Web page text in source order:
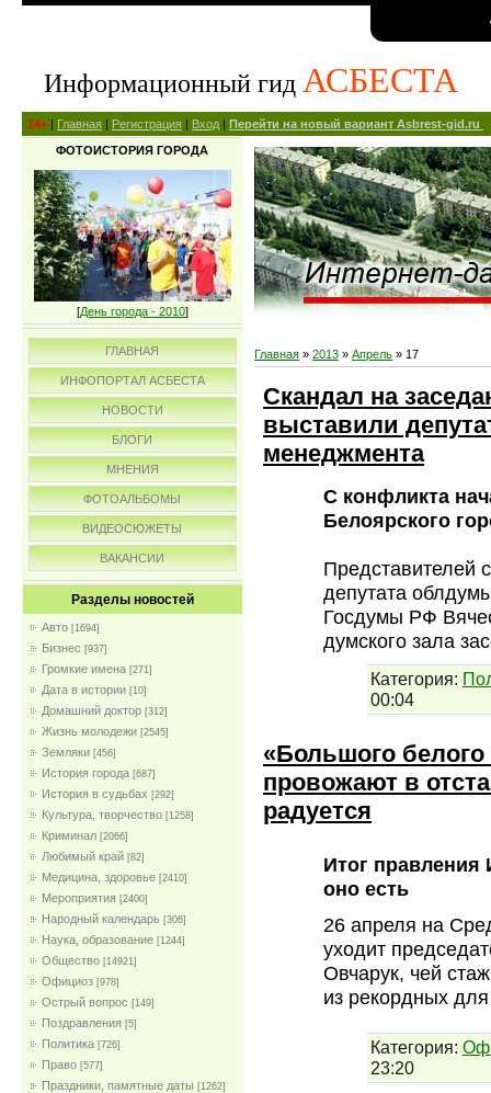
Информационный гид АСБЕСТА
14+ | Главная | Регистрация | Вход | Перейти на новый вариант Asbrest-gid.ru
ФОТОИСТОРИЯ ГОРОДА
[День города - 2010]
ГЛАВНАЯ
ИНФОПОРТАЛ АСБЕСТА
НОВОСТИ
БЛОГИ
МНЕНИЯ
ФОТОАЛЬБОМЫ
ВИДЕОСЮЖЕТЫ
ВАКАНСИИ
Разделы новостей
Авто [1694]
Бизнес [937]
Громкие имена [271]
Дата в истории [10]
Домашний доктор [312]
Жизнь молодежи [2545]
Земляки [456]
История города [687]
История в судьбах [292]
Культура, творчество [1258]
Криминал [2066]
Любимый край [82]
Медицина, здоровье [2410]
Мероприятия [2400]
Народный календарь [306]
Наука, образование [1244]
Общество [14921]
Официоз [978]
Острый вопрос [149]
Поздравления [5]
Политика [726]
Право [577]
Праздники, памятные даты [1262]
Главная » 2013 » Апрель » 17
Скандал на
выставили
менеджмента
С конфликта
Белоярского
Представителей
депутата
Госдумы РФ
думского зала
Категория:
00:04
«Большого
провожают в
радуется
Итог правления
оно есть
26 апреля на
уходит
Овчарук, чей
из рекордных
Категория:
23:20